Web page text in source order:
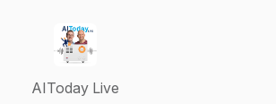
AIToday Live